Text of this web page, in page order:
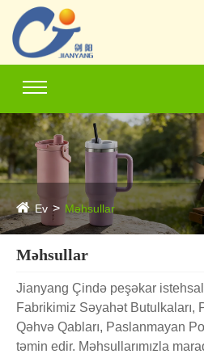
Ev Məhsullar
Məhsullar
Jianyang Çində peşəkar
Fabrikimiz Səyahət Butulkaları,
Qəhvə Qabları, Paslanmayan
təmin edir. Məhsullarımızla